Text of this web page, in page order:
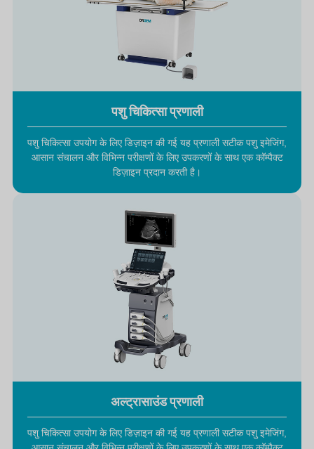
पशु चिकित्सा प्रणाली
पशु चिकित्सा उपयोग के लिए डिज़ाइन की गई यह प्रणाली सटीक पशु इमेजिंग,
आसान संचालन और विभिन्न परीक्षणों के लिए उपकरणों के साथ एक कॉम्पैक्ट
डिज़ाइन प्रदान करती है।
अल्ट्रासाउंड प्रणाली
पशु चिकित्सा उपयोग के लिए डिज़ाइन की गई यह प्रणाली सटीक पशु इमेजिंग,